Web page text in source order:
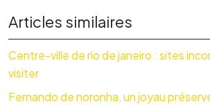
Articles similaires
Centre-ville de rio de janeiro : sites
visiter
Fernando de noronha, un joyau